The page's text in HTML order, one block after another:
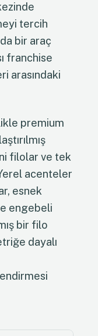
tercih
bir araç
franchise
arasındaki
premium
filolar ve tek
acenteler
esnek
engebeli
bir filo
dayalı